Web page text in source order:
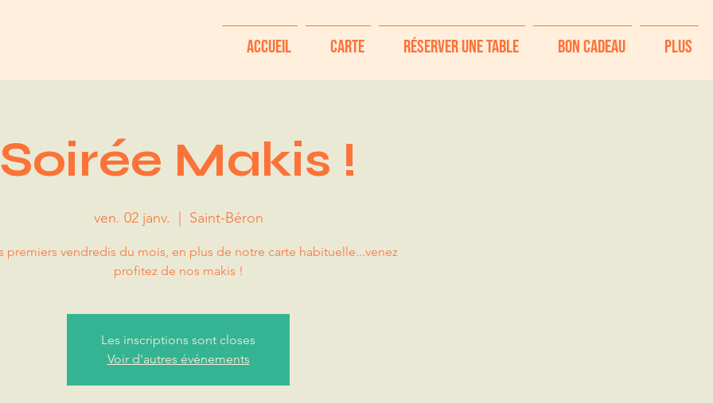
Accueil Carte Réserver une table Bon Cadeau Plus
Soirée Makis !
ven. 02 janv. Saint-Béron
premiers vendredis du mois, en plus de notre carte habituelle...venez
profitez de nos makis !
Les inscriptions sont closes
Voir d'autres événements